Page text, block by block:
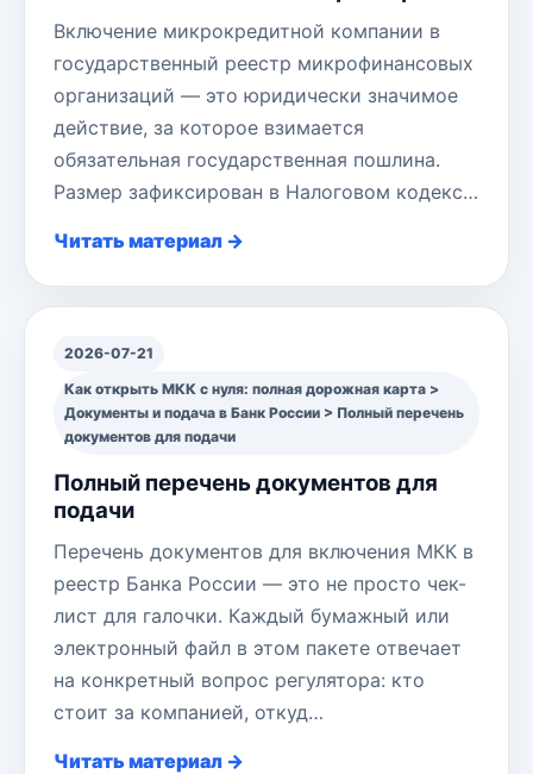
Включение микрокредитной компании в
государственный реестр микрофинансовых
организаций — это юридически значимое
действие, за которое взимается
обязательная государственная пошлина.
Размер зафиксирован в Налоговом кодекс…
Читать материал →
2026-07-21
Как открыть МКК с нуля: полная дорожная карта >
Документы и подача в Банк России > Полный перечень
документов для подачи
Полный перечень документов для
подачи
Перечень документов для включения МКК в
реестр Банка России — это не просто чек-
лист для галочки. Каждый бумажный или
электронный файл в этом пакете отвечает
на конкретный вопрос регулятора: кто
стоит за компанией, откуд…
Читать материал →